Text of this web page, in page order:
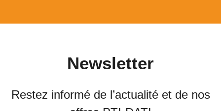
Newsletter
Restez informé de l’actualité et de nos